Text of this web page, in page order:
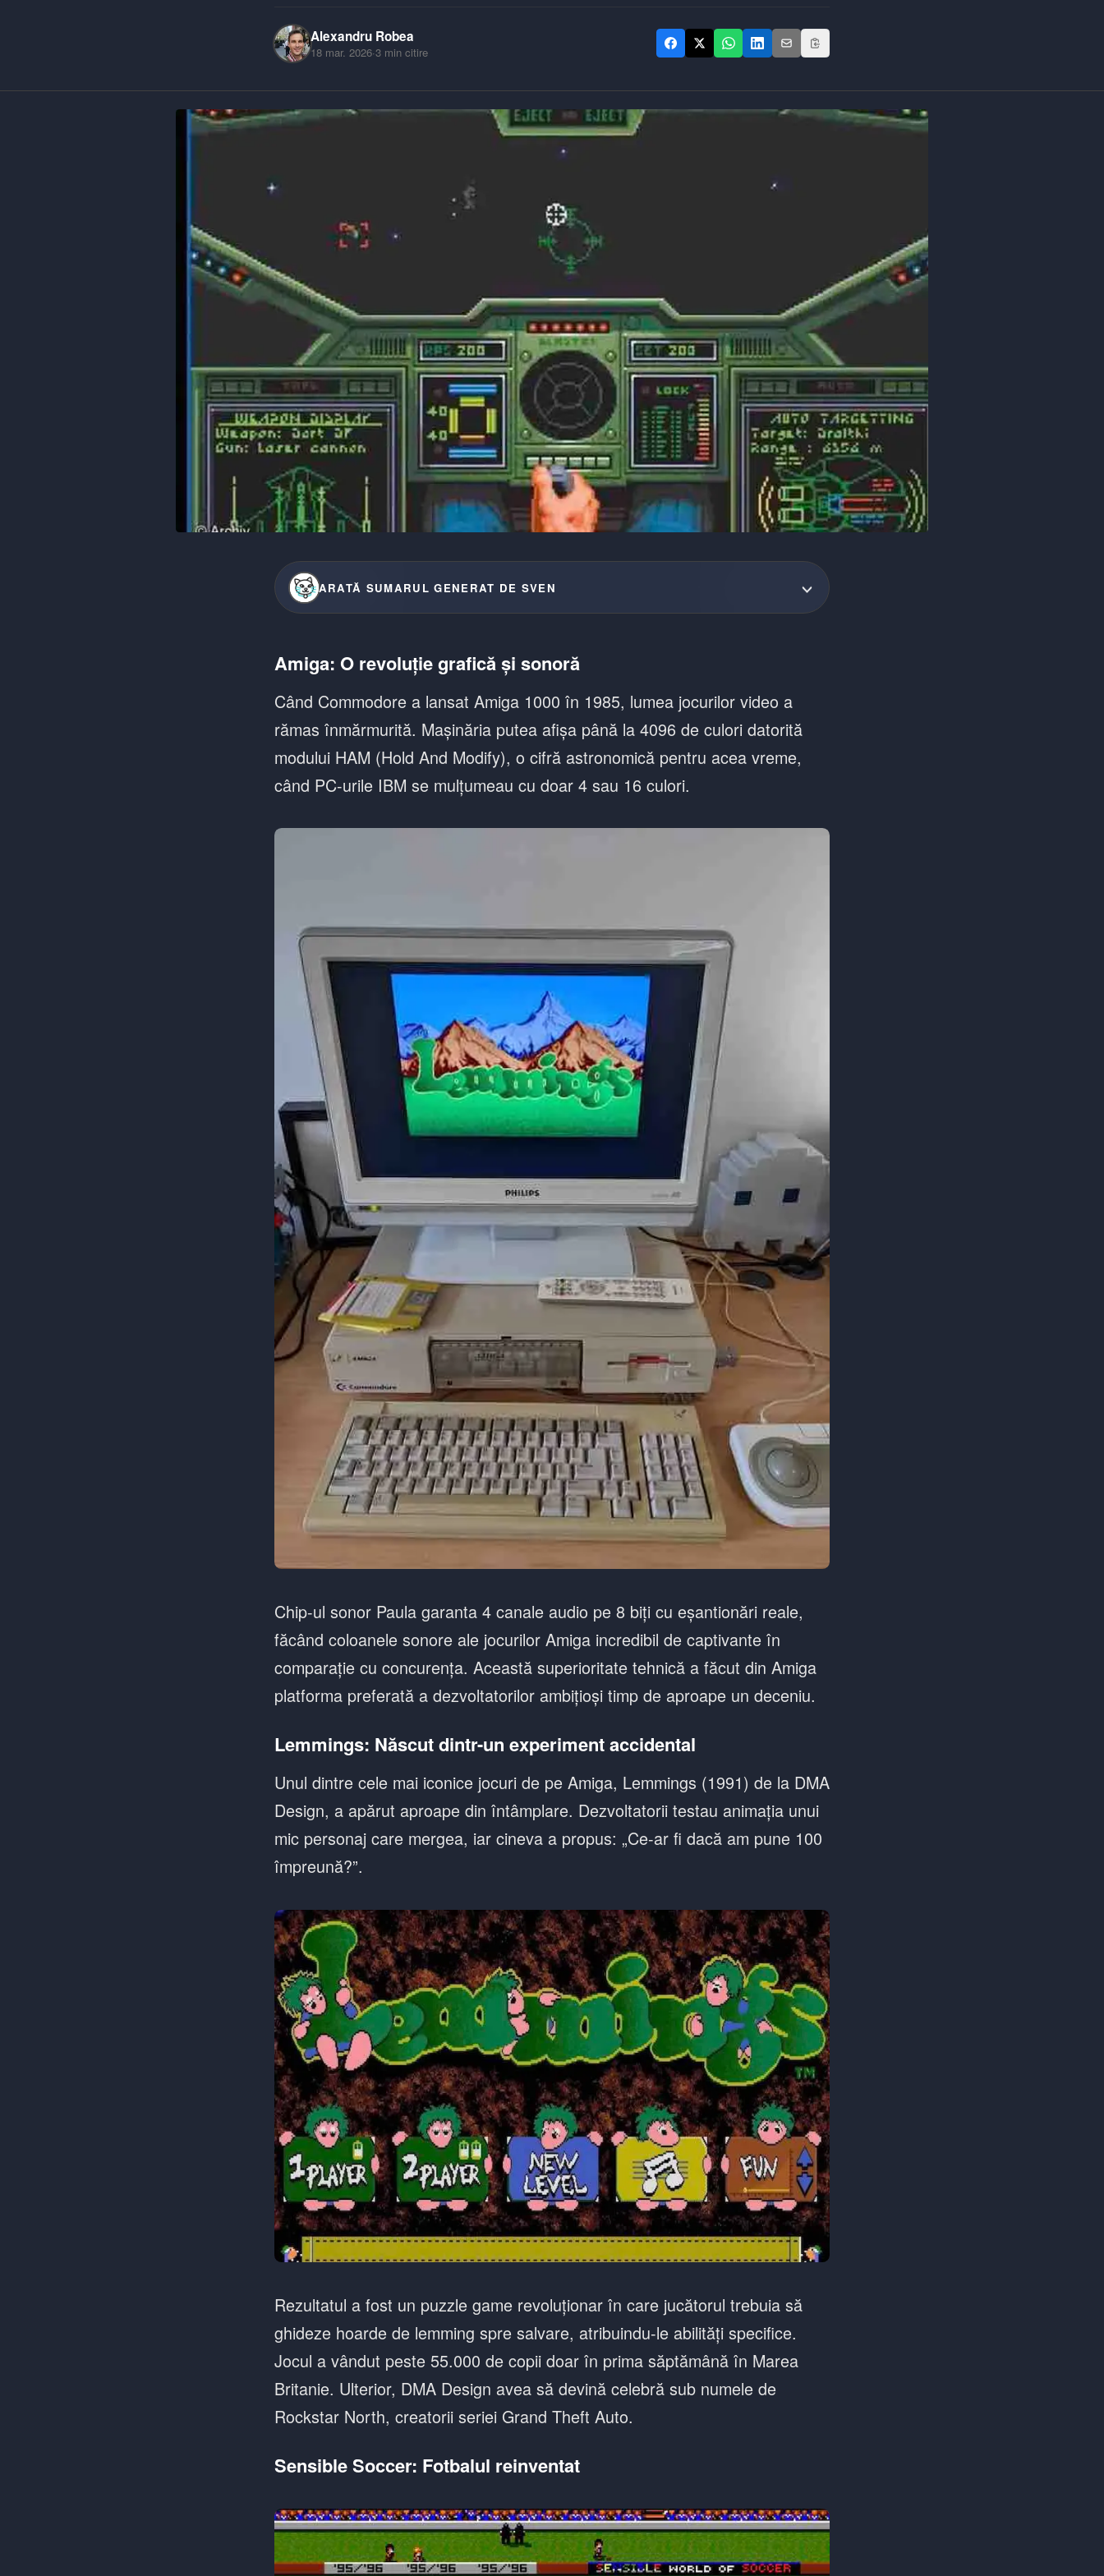
Alexandru Robea
18 mar. 2026·3 min citire
ARATĂ SUMARUL GENERAT DE SVEN
Amiga: O revoluție grafică și sonoră
Când Commodore a lansat Amiga 1000 în 1985, lumea jocurilor video a
rămas înmărmurită. Mașinăria putea afișa până la 4096 de culori datorită
modului HAM (Hold And Modify), o cifră astronomică pentru acea vreme,
când PC-urile IBM se mulțumeau cu doar 4 sau 16 culori.
Chip-ul sonor Paula garanta 4 canale audio pe 8 biți cu eșantionări reale,
făcând coloanele sonore ale jocurilor Amiga incredibil de captivante în
comparație cu concurența. Această superioritate tehnică a făcut din Amiga
platforma preferată a dezvoltatorilor ambițioși timp de aproape un deceniu.
Lemmings: Născut dintr-un experiment accidental
Unul dintre cele mai iconice jocuri de pe Amiga, Lemmings (1991) de la DMA
Design, a apărut aproape din întâmplare. Dezvoltatorii testau animația unui
mic personaj care mergea, iar cineva a propus: „Ce-ar fi dacă am pune 100
împreună?”.
Rezultatul a fost un puzzle game revoluționar în care jucătorul trebuia să
ghideze hoarde de lemming spre salvare, atribuindu-le abilități specifice.
Jocul a vândut peste 55.000 de copii doar în prima săptămână în Marea
Britanie. Ulterior, DMA Design avea să devină celebră sub numele de
Rockstar North, creatorii seriei Grand Theft Auto.
Sensible Soccer: Fotbalul reinventat